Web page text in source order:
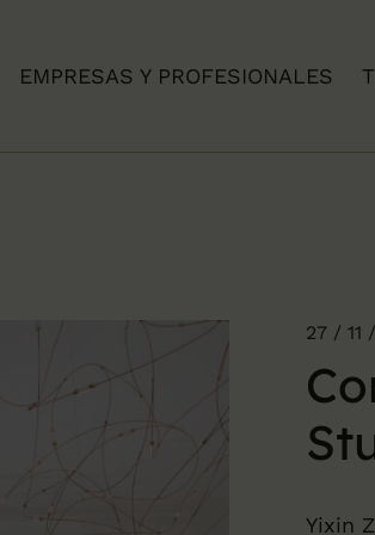
EMPRESAS Y PROFESIONALES
27 / 11
Yixin